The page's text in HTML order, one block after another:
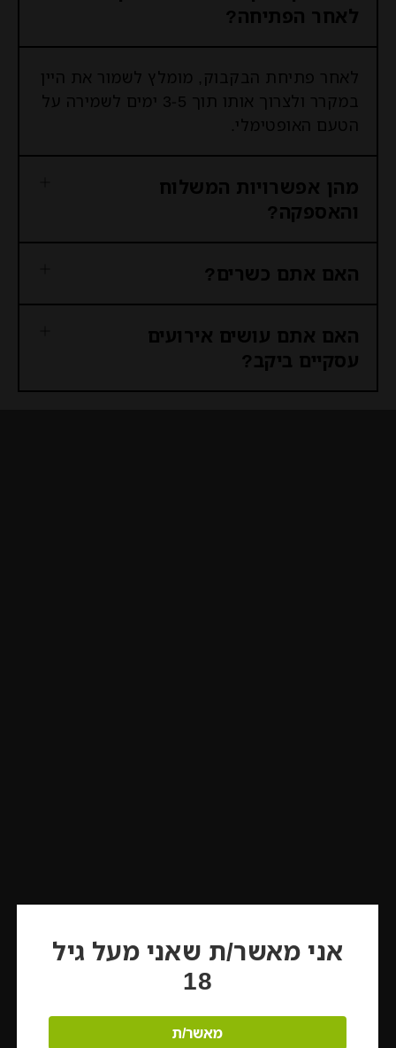
לאחר הפתיחה?
לאחר פתיחת הבקבוק, מומלץ לשמור את היין
במקרר ולצרוך אותו תוך 3-5 ימים לשמירה על
הטעם האופטימלי.
מהן אפשרויות המשלוח
והאספקה?
האם אתם כשרים?
האם אתם עושים אירועים
עסקיים ביקב?
אני מאשר/ת שאני מעל גיל
18
מאשר/ת